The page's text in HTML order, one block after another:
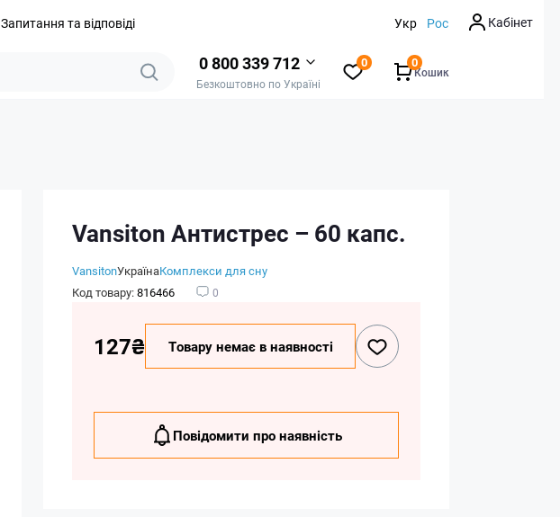
Запитання та відповіді Укр Рос Кабінет
0 800 339 712
Безкоштовно по Україні
0
Кошик
0
Vansiton Антистрес – 60 капс.
VansitonУкраїнаКомплекси для сну
Код товару:816466 0
127₴ Товару немає в наявності
Повідомити про наявність